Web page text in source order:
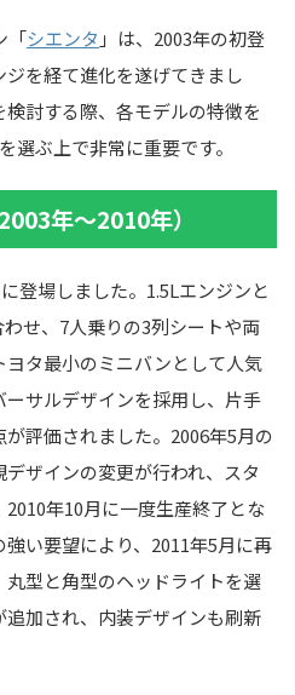
「シエンタ 」は、2003年の初登
を経て進化を遂げてきまし
検討する際、各モデルの特徴を
選ぶ上で非常に重要です。
年～2010年）
登場しました。1.5Lエンジンと
せ、7人乗りの3列シートや両
タ最小のミニバンとして人気
サルデザインを採用し、片手
評価されました。2006年5月の
ザインの変更が行われ、スタ
年10月に一度生産終了とな
い要望により、2011年5月に再
型と角型のヘッドライトを選
加され、内装デザインも刷新